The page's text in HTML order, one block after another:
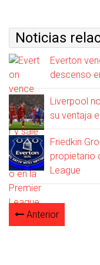
Noticias
Everton
descenso
Liverpool
su ventaja
Friedkin
propietario
League
Anterior